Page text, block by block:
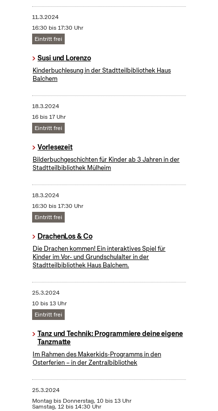
11.3.2024
16:30 bis 17:30 Uhr
Eintritt frei
Susi und Lorenzo
Kinderbuchlesung in der Stadtteilbibliothek Haus
Balchem
18.3.2024
16 bis 17 Uhr
Eintritt frei
Vorlesezeit
Bilderbuchgeschichten für Kinder ab 3 Jahren in der
Stadtteilbibliothek Mülheim
18.3.2024
16:30 bis 17:30 Uhr
Eintritt frei
DrachenLos & Co
Die Drachen kommen! Ein interaktives Spiel für
Kinder im Vor- und Grundschulalter in der
Stadtteilbibliothek Haus Balchem.
25.3.2024
10 bis 13 Uhr
Eintritt frei
Tanz und Technik: Programmiere deine eigene
Tanzmatte
Im Rahmen des Makerkids-Programms in den
Osterferien – in der Zentralbibliothek
25.3.2024
Montag bis Donnerstag, 10 bis 13 Uhr
Samstag, 12 bis 14:30 Uhr